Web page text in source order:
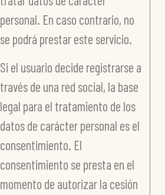
personal. En caso contrario, no
se podrá prestar este servicio.
Si el usuario decide registrarse a
través de una red social, la base
legal para el tratamiento de los
datos de carácter personal es el
consentimiento. El
consentimiento se presta en el
momento de autorizar la cesión